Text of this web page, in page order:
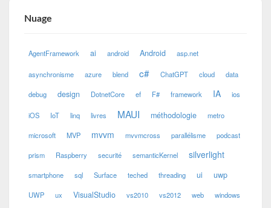
Nuage
AgentFramework ai android Android asp.net
asynchronisme azure blend c# ChatGPT cloud data
debug design DotnetCore ef F# framework IA ios
iOS IoT linq livres MAUI méthodologie metro
microsoft MVP mvvm mvvmcross parallélisme podcast
prism Raspberry securité semanticKernel silverlight
smartphone sql Surface teched threading ui uwp
UWP ux VisualStudio vs2010 vs2012 web windows